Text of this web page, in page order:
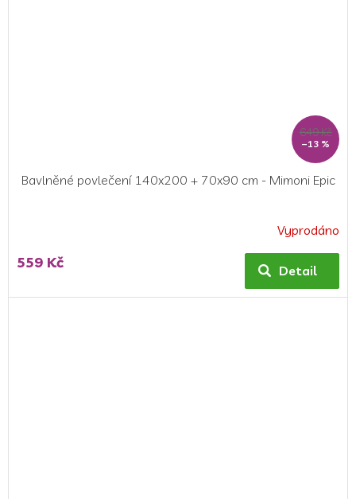
649 Kč
–13 %
Bavlněné povlečení 140x200 + 70x90 cm - Mimoni Epic
produktu
5,0
Vyprodáno
559 Kč Detail